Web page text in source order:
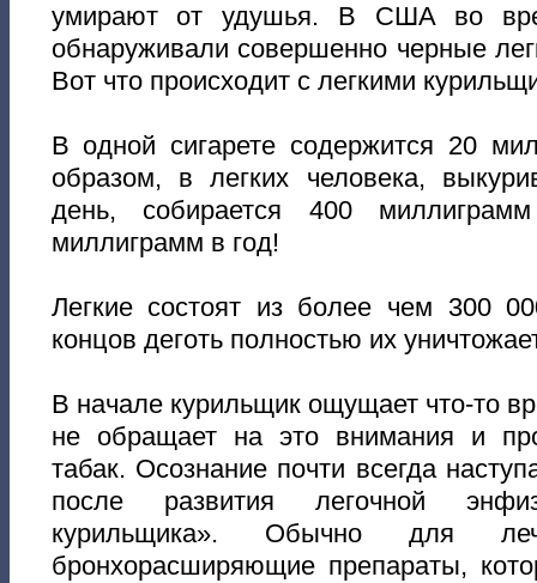
умирают от удушья. В США во
обнаруживали совершенно черные
Вот что происходит с легкими
В одной сигарете содержится 20
образом, в легких человека,
день, собирается 400
миллиграмм в год!
Легкие состоят из более чем 300
концов деготь полностью их
В начале курильщик ощущает что-то
не обращает на это внимания и
табак. Осознание почти всегда
после развития легочной
курильщика». Обычно для
бронхорасширяющие препараты,